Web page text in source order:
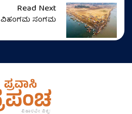
Read Next
ವಿಹಂಗಮ ಸಂಗಮ